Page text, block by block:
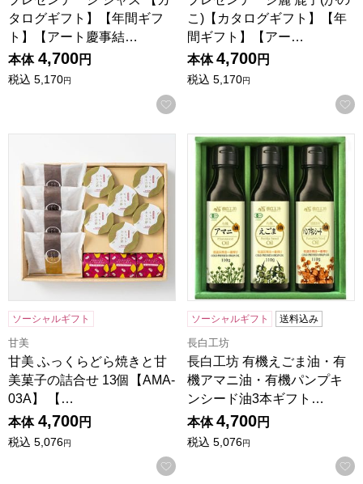
タログギフト】【年間ギフ
ト】【アート慶事結…
本体 4,700円
税込 5,170円
お気に入りに登録する
こ)【カタログギフト】【年
間ギフト】【アー…
本体 4,700円
税込 5,170円
甘美 ふっくらどら焼きと甘美菓子の詰合せ 13個【AMA-03A
ソーシャルギフト
甘美
甘美 ふっくらどら焼きと甘
美菓子の詰合せ 13個【AMA-
03A】 【…
本体 4,700円
税込 5,076円
お気に入りに登録する
長白工坊 有機えごま油・有
ソーシャルギフト 送料込み
長白工坊
長白工坊 有機えごま油・有
機アマニ油・有機パンプキ
ンシード油3本ギフト…
本体 4,700円
税込 5,076円